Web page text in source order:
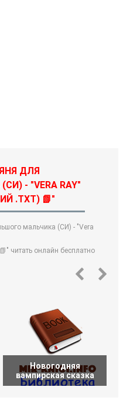
ДЛЯ
- "VERA RAY"
.TXT) 📗"
мальчика (СИ) - "Vera
читать онлайн бесплатно
Новогодняя
вампирская сказка